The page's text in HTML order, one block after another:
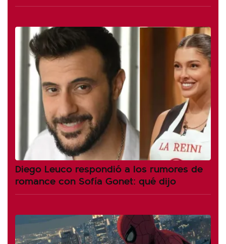
Diego Leuco respondió a los rumores de
romance con Sofía Gonet: qué dijo